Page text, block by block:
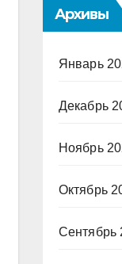
Архивы
Январь
Декабрь
Ноябрь
Октябрь
Сентябрь